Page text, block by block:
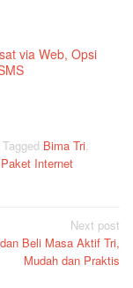
via Web, Opsi
Tagged Bima Tri
Paket Internet
Next post
Beli Masa Aktif Tri,
Mudah dan Praktis